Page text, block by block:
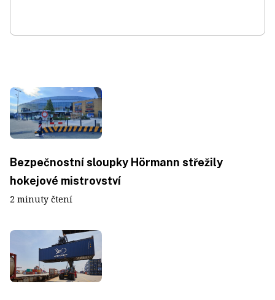
Bezpečnostní sloupky Hörmann střežily
hokejové mistrovství
2 minuty čtení